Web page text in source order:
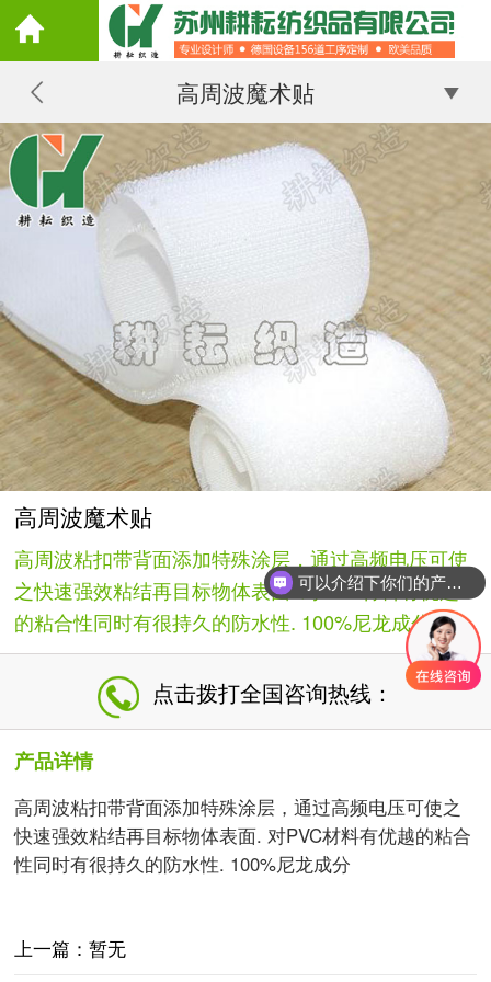
高周波魔术贴
高周波魔术贴
高周波粘扣带背面添加特殊涂层，通过高频电压可使
之快速强效粘结再目标物体表面. 对PVC材料有优越
的粘合性同时有很持久的防水性. 100%尼龙成分...
点击拨打全国咨询热线：
产品详情
高周波粘扣带背面添加特殊涂层，通过高频电压可使之
快速强效粘结再目标物体表面. 对PVC材料有优越的粘合
性同时有很持久的防水性. 100%尼龙成分
上一篇：暂无
可以介绍下你们的产品么